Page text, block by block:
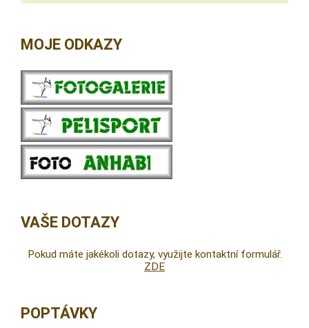
MOJE ODKAZY
VAŠE DOTAZY
Pokud máte jakékoli dotazy, využijte kontaktní formulář.
ZDE
POPTÁVKY